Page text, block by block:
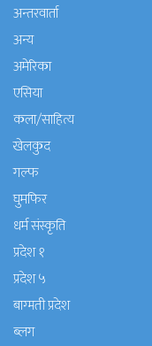
अन्तरवार्ता
अन्य
अमेरिका
एसिया
कला/साहित्य
खेलकुद
गल्फ
घुमफिर
धर्म संस्कृति
प्रदेश १
प्रदेश ५
बाग्मती प्रदेश
ब्लग